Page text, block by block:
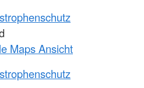
Maps Ansicht